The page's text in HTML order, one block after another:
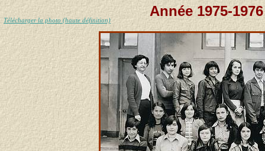
Télécharger la photo (haute définition)
Année 1975-